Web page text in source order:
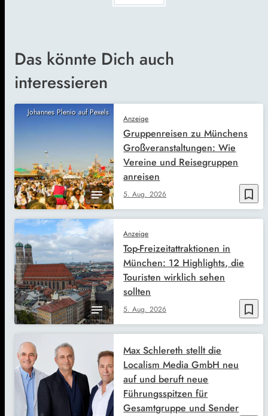
Das könnte Dich auch
interessieren
Johannes Plenio auf Pexels
bookmark_border
Anzeige
5. Aug. 2026
Gruppenreisen zu Münchens
Großveranstaltungen: Wie
Vereine und Reisegruppen
anreisen
bookmark_border
Anzeige
5. Aug. 2026
Top-Freizeitattraktionen in
München: 12 Highlights, die
Touristen wirklich sehen
sollten
Max Schlereth stellt die
Localism Media GmbH neu
auf und beruft neue
Führungsspitzen für
Gesamtgruppe und Sender